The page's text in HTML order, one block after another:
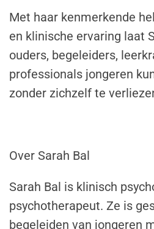
Met haar kenmerkende
en klinische ervaring laat
ouders, begeleiders,
professionals jongeren
zonder zichzelf te
Over Sarah Bal
Sarah Bal is klinisch
psychotherapeut. Ze is
begeleiden van jongeren